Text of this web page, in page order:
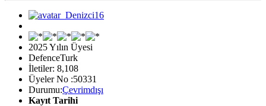
2025 Yılın Üyesi
DefenceTurk
İletiler: 8,108
Üyeler No :50331
Durumu:Çevrimdışı
Kayıt Tarihi